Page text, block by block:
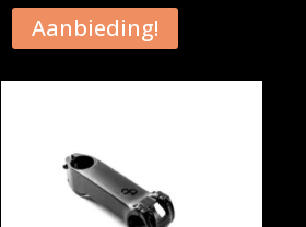
Aanbieding!